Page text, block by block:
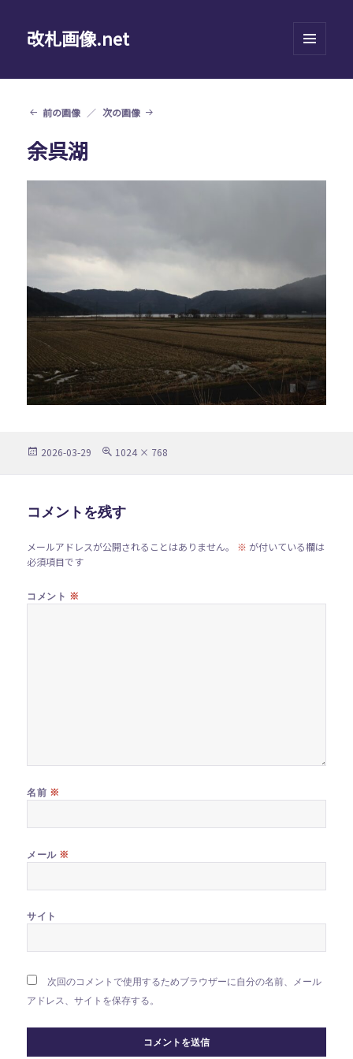
改札画像.net
ーとウ
前の画像 次の画像
余呉湖
投
2026-03-29
フ
ズ
1024 × 768
コメントを残す
メールアドレスが公開されることはありません。 ※ が付いている欄は
必須項目です
コメント ※
名前 ※
メール ※
サイト
次回のコメントで使用するためブラウザーに自分の名前、メール
アドレス、サイトを保存する。